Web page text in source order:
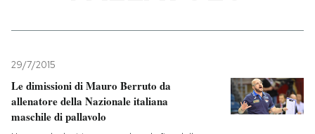
Internet
Scienza
Cultura
Economia
29/7/2015
Le dimissioni di Mauro Berruto da
allenatore della Nazionale italiana
maschile di pallavolo